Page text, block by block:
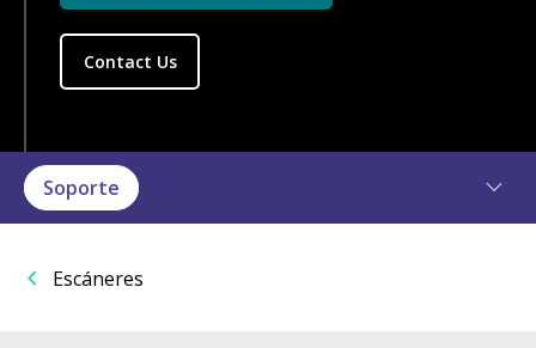
Contact Us
Soporte
Escáneres